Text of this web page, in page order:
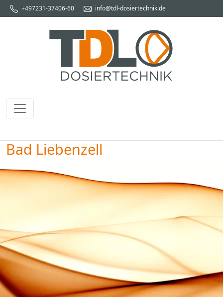
+497231-37406-60 info@tdl-dosiertechnik.de
Bad Liebenzell